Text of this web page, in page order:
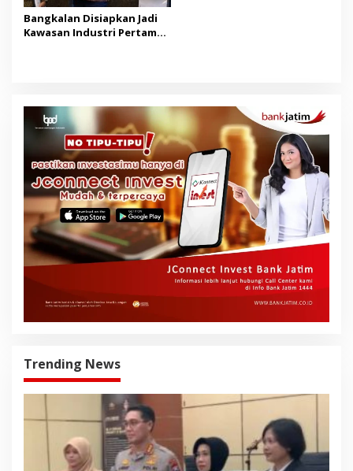
Bangkalan Disiapkan Jadi
Kawasan Industri Pertama
Trending News